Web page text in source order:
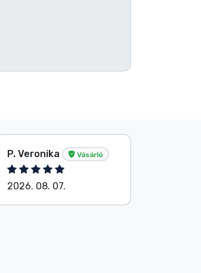
P. Veronika Vásárló
2026. 08. 07.